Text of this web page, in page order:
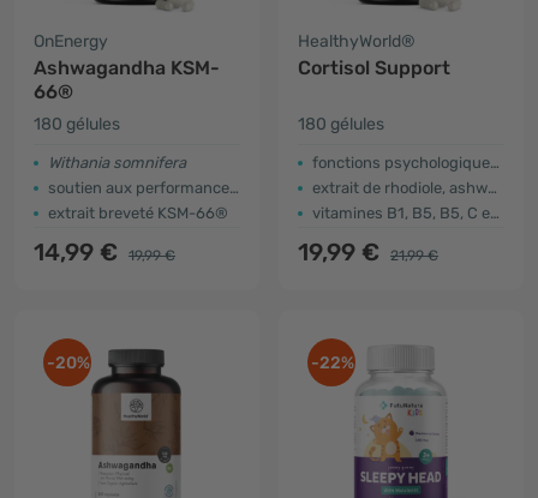
OnEnergy
Ashwagandha KSM-
66®
180 gélules
Withania somnifera
soutien aux performances physiques et mentales
extrait breveté KSM-66®
14,99 € 19,99 €
HealthyWorld®
Cortisol Support
180 gélules
fonctions psychologiques et cognitives
extrait de rhodiole, ashwagandha
vitamines B1, B5, B5, C et zinc
19,99 € 21,99 €
-20% -22%